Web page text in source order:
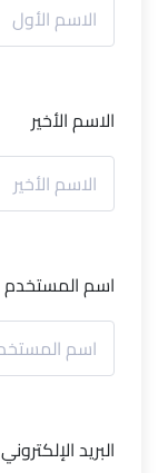
الاسم الأخير
اسم المستخدم
البريد الإلكتروني